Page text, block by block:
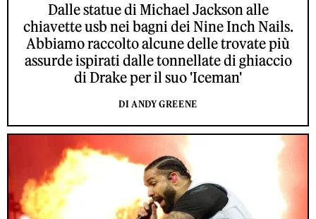
Dalle statue di Michael Jackson alle
chiavette usb nei bagni dei Nine Inch Nails.
Abbiamo raccolto alcune delle trovate più
assurde ispirati dalle tonnellate di ghiaccio
di Drake per il suo 'Iceman'
DI ANDY GREENE